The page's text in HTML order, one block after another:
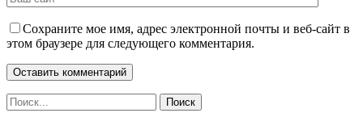
Сохраните мое имя, адрес электронной почты и веб-сайт в
этом браузере для следующего комментария.